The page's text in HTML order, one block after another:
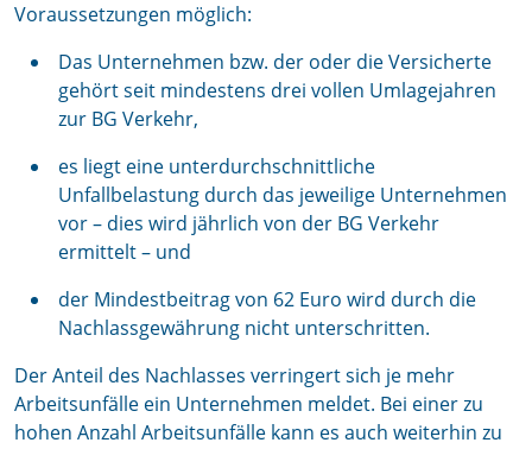
Voraussetzungen möglich:
Das Unternehmen bzw. der oder die Versicherte
gehört seit mindestens drei vollen Umlagejahren
zur BG Verkehr,
es liegt eine unterdurchschnittliche
Unfallbelastung durch das jeweilige Unternehmen
vor – dies wird jährlich von der BG Verkehr
ermittelt – und
der Mindestbeitrag von 62 Euro wird durch die
Nachlassgewährung nicht unterschritten.
Der Anteil des Nachlasses verringert sich je mehr
Arbeitsunfälle ein Unternehmen meldet. Bei einer zu
hohen Anzahl Arbeitsunfälle kann es auch weiterhin zu